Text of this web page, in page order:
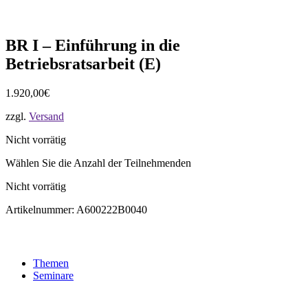
BR I – Einführung in die
Betriebsratsarbeit (E)
1.920,00€
zzgl. Versand
Nicht vorrätig
Wählen Sie die Anzahl der Teilnehmenden
Nicht vorrätig
Artikelnummer: A600222B0040
Themen
Seminare